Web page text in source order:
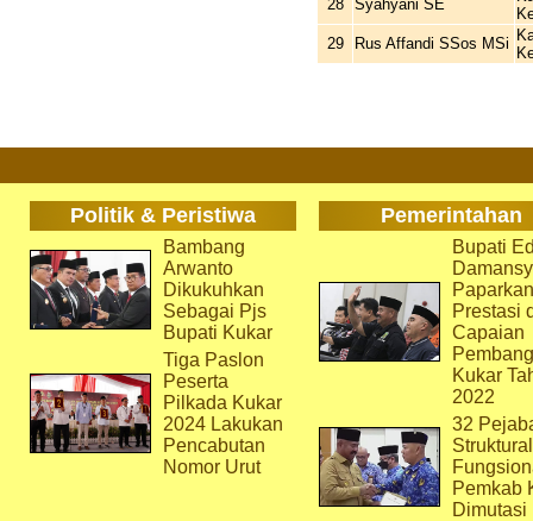
28 Syahyani SE
29
Rus Affandi SSos MSi
Politik & Peristiwa Pemerintahan
Bambang
Arwanto
Dikukuhkan
Sebagai Pjs
Bupati Kukar
Tiga Paslon
Peserta
Pilkada Kukar
2024 Lakukan
Pencabutan
Nomor Urut
Bupati
Paparkan
Prestasi
Capaian
Kukar
2022
32
Pemkab
Dimutasi